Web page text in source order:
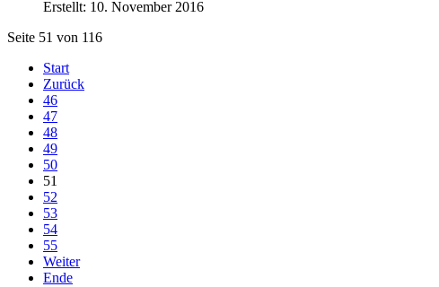
Erstellt: 10. November 2016
Seite 51 von 116
Start
Zurück
46
47
48
49
50
51
52
53
54
55
Weiter
Ende